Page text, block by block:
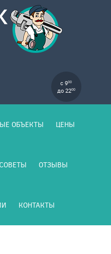
с 900
до 2200
ОБЪЕКТЫ ЦЕНЫ
ОТЗЫВЫ
КОНТАКТЫ